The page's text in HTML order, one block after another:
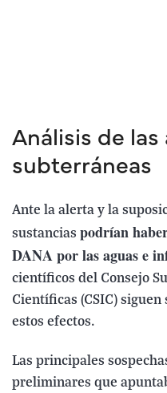
Análisis de las
subterráneas
Ante la alerta y la
sustancias podrían
DANA por las aguas e
científicos del Consejo
Científicas (CSIC)
estos efectos.
Las principales
preliminares que